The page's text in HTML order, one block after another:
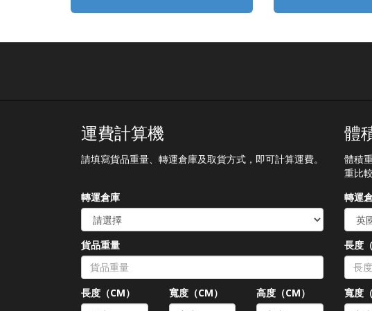
點擊不明連結處理索賠事宜。
只會透過官方平台跟進客服查
Shipbao郵包轉運站 Shipbao
App：Shipbao 建議
「Shipbao APP」查詢及接收
險! 如有懷疑，請聯絡
Shipbao客服，謝謝。
23:59(日本時間
使用4
運費計算機
請填寫貨品重量、轉運倉庫及取貨方式，即可計算運費。
轉運倉庫
貨品重量
長度（CM） 寬度（CM） 高度（CM）
體
體積
重比
轉運
長度
寬度